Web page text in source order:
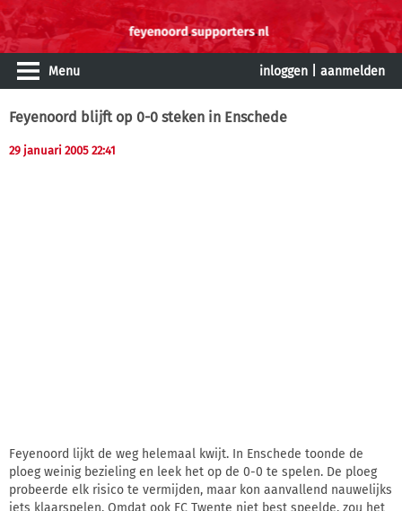
Menu inloggen aanmelden
Feyenoord blijft op 0-0 steken in Enschede
29 januari 2005 22:41
Feyenoord lijkt de weg helemaal kwijt. In Enschede toonde de
ploeg weinig bezieling en leek het op de 0-0 te spelen. De ploeg
probeerde elk risico te vermijden, maar kon aanvallend nauwelijks
iets klaarspelen. Omdat ook FC Twente niet best speelde, zou het